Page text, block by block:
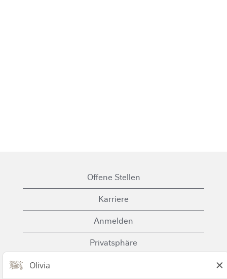
Offene Stellen
Karriere
Anmelden
Privatsphäre